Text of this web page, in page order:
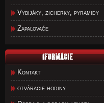
Vybijáky, zicherky, pyramidy
Zapaľovače
Kontakt
otváracie hodiny